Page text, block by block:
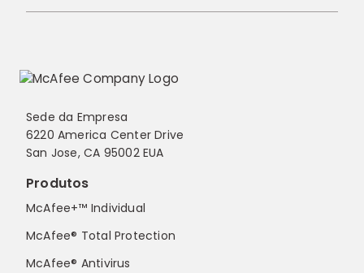
Sede da Empresa
6220 America Center Drive
San Jose, CA 95002 EUA
Produtos
McAfee+™ Individual
McAfee® Total Protection
McAfee® Antivirus